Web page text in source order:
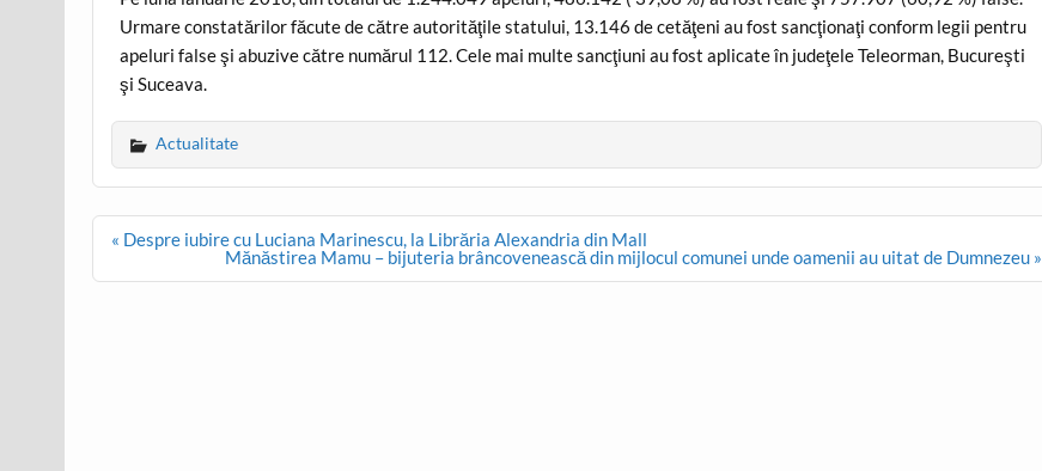
Urmare constatărilor făcute de către autorităţile statului, 13.146 de cetăţeni au fost sancţionaţi conform legii pentru
apeluri false şi abuzive către numărul 112. Cele mai multe sancţiuni au fost aplicate în judeţele Teleorman, Bucureşti
şi Suceava.
Actualitate
Post
navigation
« Despre iubire cu Luciana Marinescu, la Librăria Alexandria din Mall
Mănăstirea Mamu – bijuteria brâncovenească din mijlocul comunei unde oamenii au uitat de Dumnezeu »